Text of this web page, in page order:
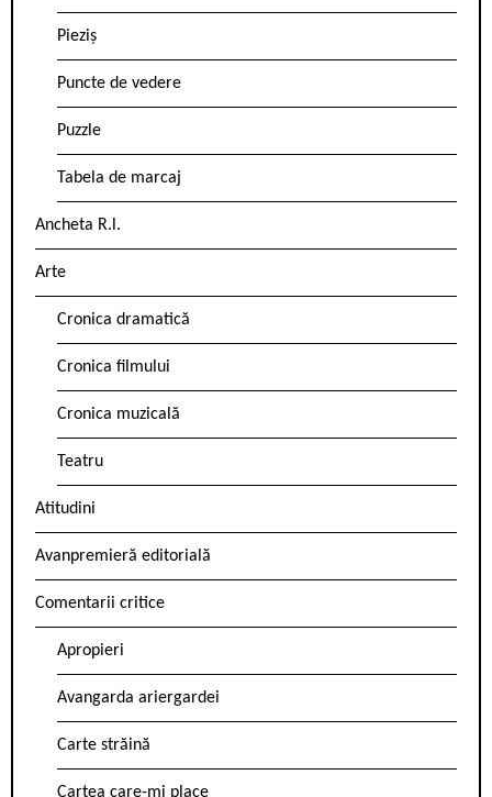
Pieziș
Puncte de vedere
Puzzle
Tabela de marcaj
Ancheta R.l.
Arte
Cronica dramatică
Cronica filmului
Cronica muzicală
Teatru
Atitudini
Avanpremieră editorială
Comentarii critice
Apropieri
Avangarda ariergardei
Carte străină
Cartea care-mi place